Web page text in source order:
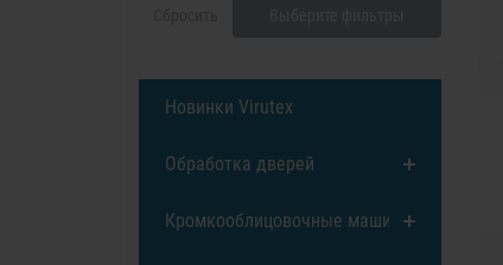
Новинки Virutex
Обработка дверей
Кромкооблицовочные машины